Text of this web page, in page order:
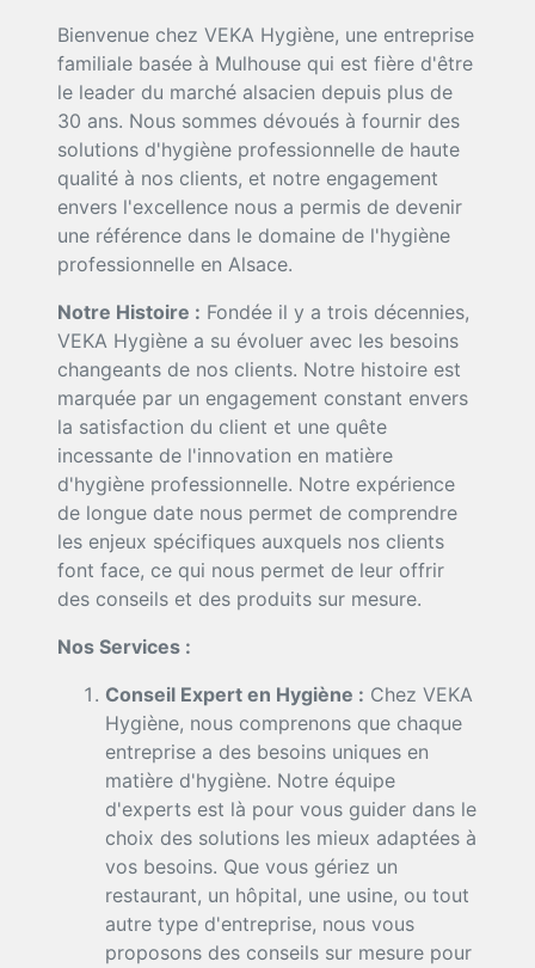
Bienvenue chez VEKA Hygiène, une entreprise
familiale basée à Mulhouse qui est fière d'être
le leader du marché alsacien depuis plus de
30 ans. Nous sommes dévoués à fournir des
solutions d'hygiène professionnelle de haute
qualité à nos clients, et notre engagement
envers l'excellence nous a permis de devenir
une référence dans le domaine de l'hygiène
professionnelle en Alsace.
Notre Histoire : Fondée il y a trois décennies,
VEKA Hygiène a su évoluer avec les besoins
changeants de nos clients. Notre histoire est
marquée par un engagement constant envers
la satisfaction du client et une quête
incessante de l'innovation en matière
d'hygiène professionnelle. Notre expérience
de longue date nous permet de comprendre
les enjeux spécifiques auxquels nos clients
font face, ce qui nous permet de leur offrir
des conseils et des produits sur mesure.
Nos Services :
Conseil Expert en Hygiène : Chez VEKA
Hygiène, nous comprenons que chaque
entreprise a des besoins uniques en
matière d'hygiène. Notre équipe
d'experts est là pour vous guider dans le
choix des solutions les mieux adaptées à
vos besoins. Que vous gériez un
restaurant, un hôpital, une usine, ou tout
autre type d'entreprise, nous vous
proposons des conseils sur mesure pour